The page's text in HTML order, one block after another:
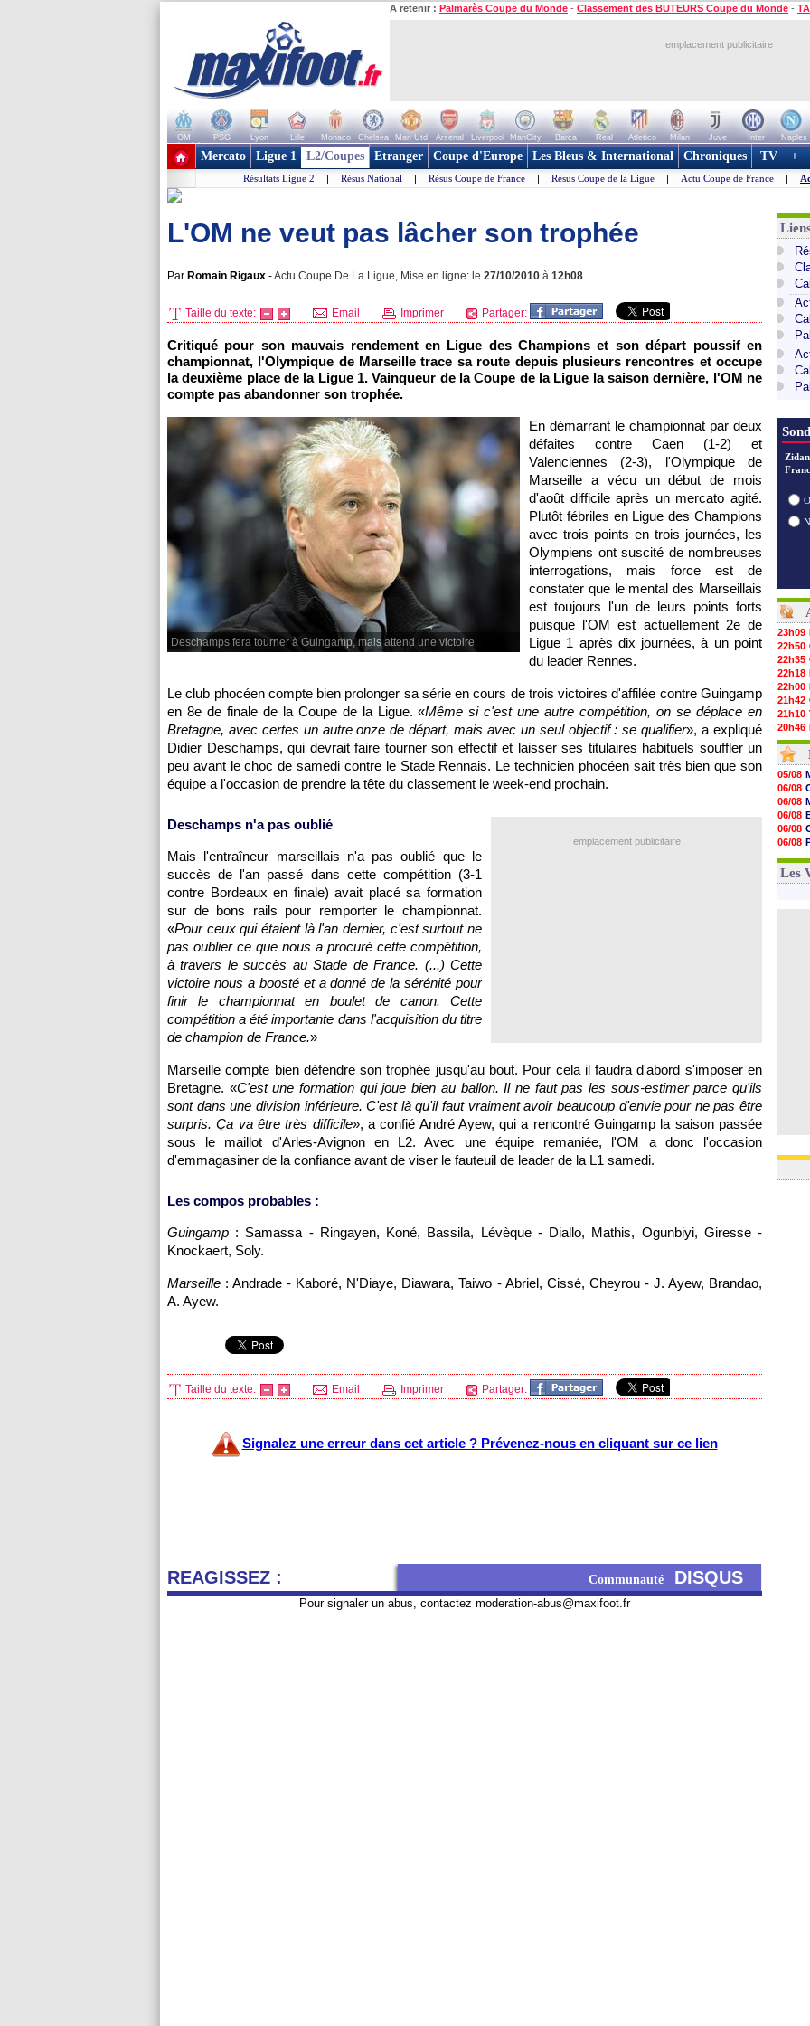
A retenir : Palmarès Coupe du Monde - Classement des BUTEURS Coupe du Monde -
emplacement publicitaire
OM PSG Lyon Lille Monaco Chelsea Man Utd Arsenal Liverpool ManCity Barca Real Atletico Milan Juve Inter Naples
+ de clubs
Mercato Ligue 1 L2/Coupes Etranger Coupe d'Europe Les Bleus & International Chroniques TV +
Résultats Ligue 2 | Résus National | Résus Coupe de France | Résus Coupe de la Ligue | Actu Coupe de France |
L'OM ne veut pas lâcher son trophée
Par Romain Rigaux -Actu Coupe De La Ligue, Mise en ligne: le 27/10/2010 à 12h08
Taille du texte: Email Imprimer Partager:
Critiqué pour son mauvais rendement en Ligue des Champions et son départ poussif en
championnat, l'Olympique de Marseille trace sa route depuis plusieurs rencontres et occupe
la deuxième place de la Ligue 1. Vainqueur de la Coupe de la Ligue la saison dernière, l'OM ne
compte pas abandonner son trophée.
Deschamps fera tourner à Guingamp, mais attend une victoire
En démarrant le championnat par deux
défaites contre Caen (1-2) et
Valenciennes (2-3), l'Olympique de
Marseille a vécu un début de mois
d'août difficile après un mercato agité.
Plutôt fébriles en Ligue des Champions
avec trois points en trois journées, les
Olympiens ont suscité de nombreuses
interrogations, mais force est de
constater que le mental des Marseillais
est toujours l'un de leurs points forts
puisque l'OM est actuellement 2e de
Ligue 1 après dix journées, à un point
du leader Rennes.
Le club phocéen compte bien prolonger sa série en cours de trois victoires d'affilée contre Guingamp
en 8e de finale de la Coupe de la Ligue. «Même si c'est une autre compétition, on se déplace en
Bretagne, avec certes un autre onze de départ, mais avec un seul objectif : se qualifier», a expliqué
Didier Deschamps, qui devrait faire tourner son effectif et laisser ses titulaires habituels souffler un
peu avant le choc de samedi contre le Stade Rennais. Le technicien phocéen sait très bien que son
équipe a l'occasion de prendre la tête du classement le week-end prochain.
emplacement publicitaire
Deschamps n'a pas oublié
Mais l'entraîneur marseillais n'a pas oublié que le
succès de l'an passé dans cette compétition (3-1
contre Bordeaux en finale) avait placé sa formation
sur de bons rails pour remporter le championnat.
«Pour ceux qui étaient là l'an dernier, c'est surtout ne
pas oublier ce que nous a procuré cette compétition,
à travers le succès au Stade de France. (...) Cette
victoire nous a boosté et a donné de la sérénité pour
finir le championnat en boulet de canon. Cette
compétition a été importante dans l'acquisition du titre
de champion de France.»
Marseille compte bien défendre son trophée jusqu'au bout. Pour cela il faudra d'abord s'imposer en
Bretagne. «C'est une formation qui joue bien au ballon. Il ne faut pas les sous-estimer parce qu'ils
sont dans une division inférieure. C'est là qu'il faut vraiment avoir beaucoup d'envie pour ne pas être
surpris. Ça va être très difficile», a confié André Ayew, qui a rencontréGuingamp la saison passée
sous le maillot d'Arles-Avignon en L2. Avec une équipe remaniée, l'OM a donc l'occasion
d'emmagasiner de la confiance avant de viser le fauteuil de leader de la L1 samedi.
Les compos probables :
Guingamp : Samassa - Ringayen, Koné, Bassila, Lévèque - Diallo, Mathis, Ogunbiyi, Giresse -
Knockaert, Soly.
Marseille : Andrade - Kaboré, N'Diaye, Diawara, Taiwo - Abriel, Cissé, Cheyrou - J. Ayew, Brandao,
A. Ayew.
Taille du texte: Email Imprimer Partager:
Signalez une erreur dans cet article ? Prévenez-nous en cliquant sur ce lien
REAGISSEZ : Communauté DISQUS
Pour signaler un abus, contactez moderation-abus@maxifoot.fr
23h09
22h50
22h35
22h18
22h00
21h42
21h10
20h46
20h30
20h01
19h18
19h09
18h48
18h37
18h29
17h58
17h46
17h32
17h16
05/08
06/08
06/08
06/08
06/08
06/08
06/08
Les